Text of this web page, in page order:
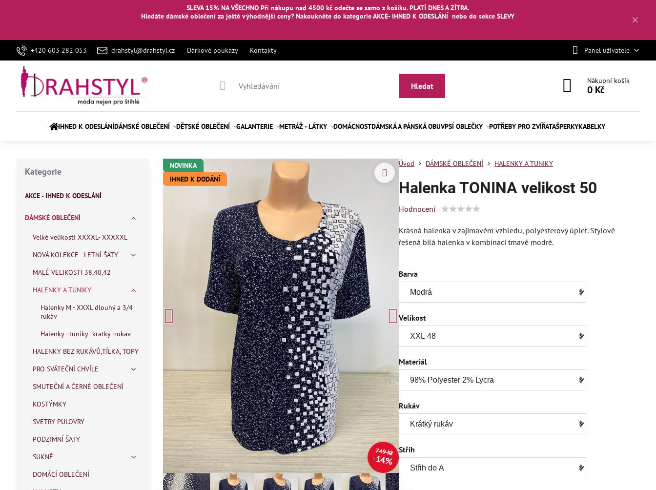
✕
SLEVA 15% NA VŠECHNO Při nákupu nad 4500 kč odečte se samo z košíku. PLATÍ DNES A ZÍTRA.
Hledáte dámské oblečení za ještě výhodnější ceny? Nakouknětedo kategorie AKCE- IHNED K ODESLÁNÍ nebodo sekce SLEVY
+420 603 282 053 drahstyl@drahstyl.cz Dárkové poukazy Kontakty Panel uživatele
Hledat
Nákupní košík
0 Kč
IHNED K ODESLÁNÍDÁMSKÉ OBLEČENÍ DĚTSKÉ OBLEČENÍ GALANTERIE METRÁŽ - LÁTKY DOMÁCNOSTDÁMSKÁ A PÁNSKÁ OBUVPSÍ OBLEČKY POTŘEBY PRO ZVÍŘATAŠPERKYKABELKY
NOVINKA
IHNED K DODÁNÍ
749 Kč
14%
Úvod DÁMSKÉ OBLEČENÍ HALENKY A TUNIKY
Halenka TONINA velikost 50
Hodnocení
Krásná halenka v zajímavém vzhledu, polyesterový úplet. Stylově
řešená bílá halenka v kombinaci tmavě modré.
Barva
Velikost
Materiál
Rukáv
Střih
Kategorie
AKCE - IHNED K ODESLÁNÍ
DÁMSKÉ OBLEČENÍ
Velké velikosti XXXXL- XXXXXL
NOVÁ KOLEKCE - LETNÍ ŠATY
MALÉ VELIKOSTI 38,40,42
HALENKY A TUNIKY
Halenky M - XXXL dlouhý a 3/4
rukáv
Halenky - tuniky- kratky -rukav
HALENKY BEZ RUKÁVŮ,TÍLKA, TOPY
PRO SVÁTEČNÍ CHVÍLE
SMUTEČNÍ A ČERNÉ OBLEČENÍ
KOSTÝMKY
SVETRY PULOVRY
PODZIMNÍ ŠATY
SUKNĚ
DOMÁCÍ OBLEČENÍ